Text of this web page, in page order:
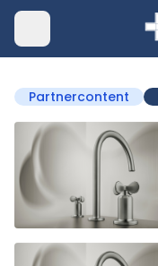
Partnercontent